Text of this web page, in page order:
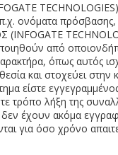
πρόσβασης,
από
όπως
και στοχεύει
είστε
τρόπο λήξη της
έχουν ακόμα
για όσο χρόνο